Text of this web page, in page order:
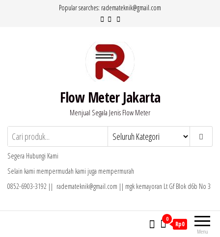
Popular searches: rademateknik@gmail.com
Flow Meter Jakarta
Menjual Segala Jenis Flow Meter
Segera Hubungi Kami
Selain kami mempermudah kami juga mempermurah
0852-6903-3192 || rademateknik@gmail.com || mgk kemayoran Lt Gf Blok d6b No 3
Menu
0
Rp0